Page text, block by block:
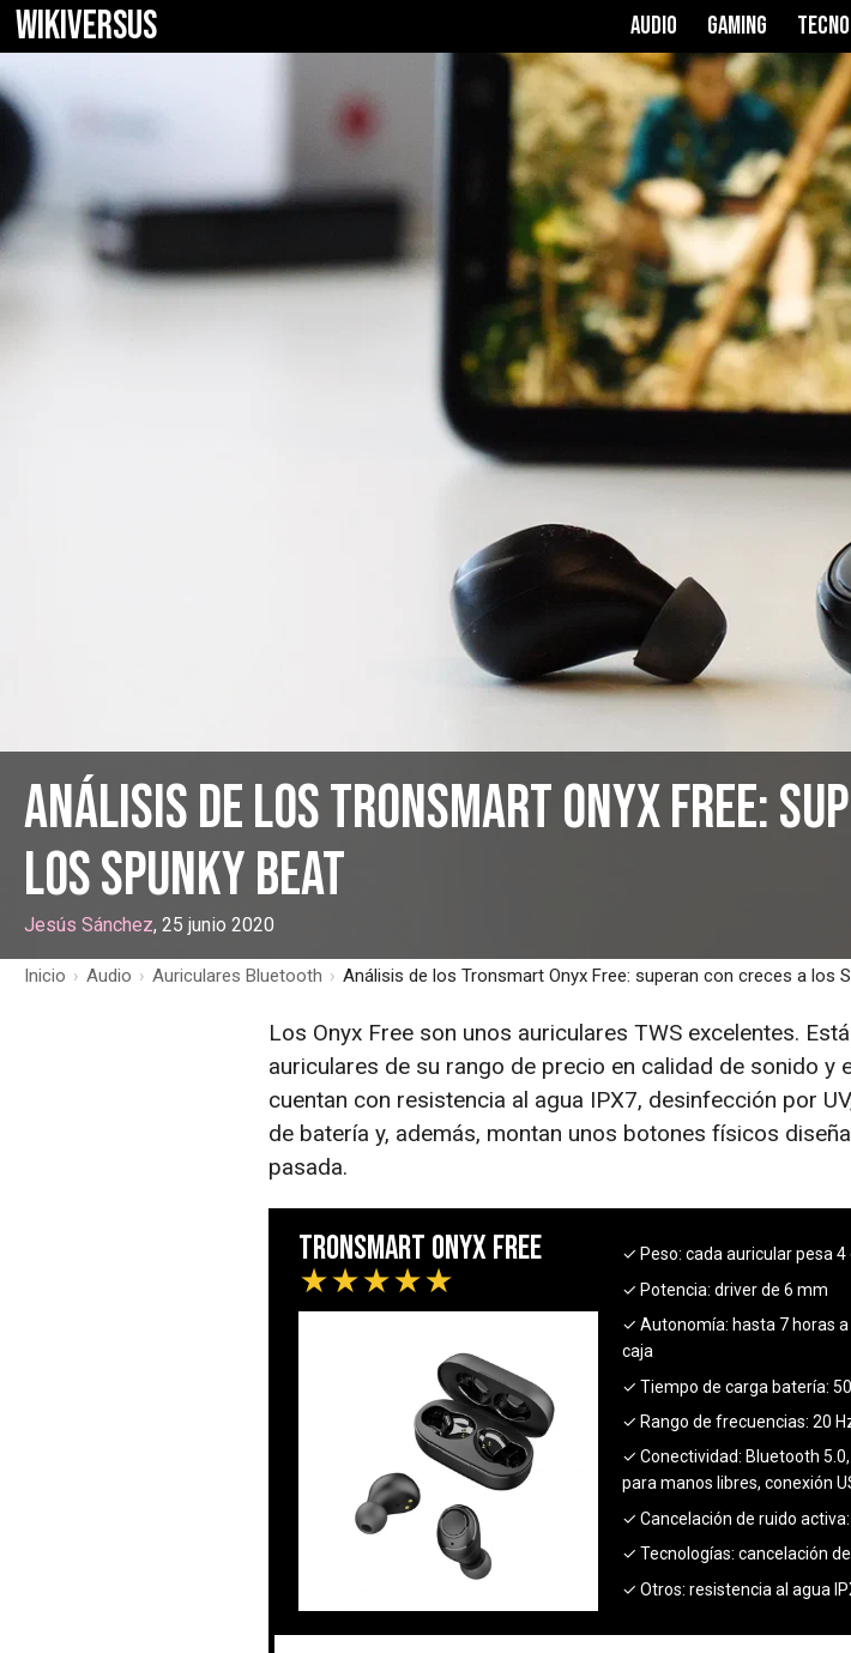
WIKIVERSUS AUDIO GAMING
Análisis de los Tronsmart Onyx Free:
los Spunky Beat
Jesús Sánchez, 25 junio 2020
Inicio › Audio › Auriculares Bluetooth › Análisis de los Tronsmart Onyx Free: superan con creces a los
Los Onyx Free son unos auriculares TWS excelentes.
auriculares de su rango de precio en calidad de sonido y
cuentan con resistencia al agua IPX7, desinfección por
de batería y, además, montan unos botones físicos
pasada.
Tronsmart Onyx Free
★★★★★
✓ Peso: cada auricular pesa
✓ Potencia: driver de 6 mm
✓ Autonomía: hasta 7 horas
caja
✓ Tiempo de carga batería:
✓ Rango de frecuencias: 20
✓ Conectividad: Bluetooth
para manos libres, conexión
✓ Cancelación de ruido activa:
✓ Tecnologías: cancelación de
✓ Otros: resistencia al agua